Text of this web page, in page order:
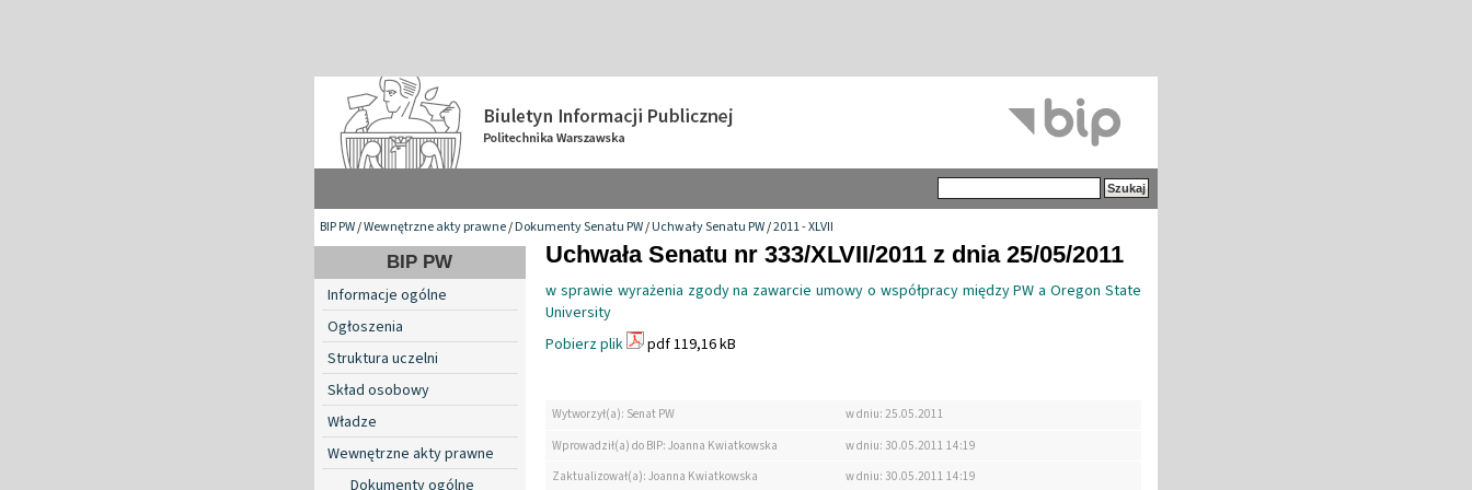
BIP PW/Wewnętrzne akty prawne/Dokumenty Senatu PW/Uchwały Senatu PW/2011 - XLVII
BIP PW
Informacje ogólne
Ogłoszenia
Struktura uczelni
Skład osobowy
Władze
Wewnętrzne akty prawne
Dokumenty ogólne
Uchwała Senatu nr 333/XLVII/2011 z dnia 25/05/2011
w sprawie wyrażenia zgody na zawarcie umowy o współpracy między PW a Oregon State
University
Pobierz plik
pdf 119,16 kB
Wytworzył(a): Senat PW
w dniu: 25.05.2011
Wprowadził(a) do BIP: Joanna Kwiatkowska
w dniu: 30.05.2011 14:19
Zaktualizował(a): Joanna Kwiatkowska
w dniu: 30.05.2011 14:19